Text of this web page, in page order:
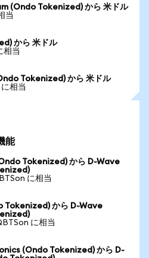
(Ondo Tokenized) から 米ドル
当
から 米ドル
相当
Tokenized) から 米ドル
相当
能
Tokenized) から D-Wave
に相当
Tokenized) から D-Wave
に相当
(Ondo Tokenized) から D-